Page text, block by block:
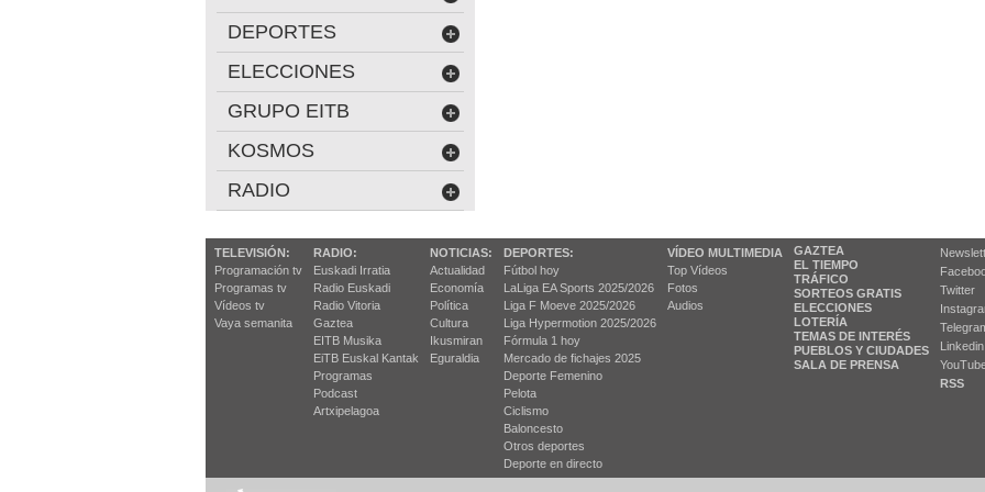
DEPORTES
ELECCIONES
GRUPO EITB
KOSMOS
RADIO
TELEVISIÓN:
Programación tv
Programas tv
Vídeos tv
Vaya semanita
RADIO:
Euskadi Irratia
Radio Euskadi
Radio Vitoria
Gaztea
EITB Musika
EiTB Euskal Kantak
Programas
Podcast
Artxipelagoa
NOTICIAS:
Actualidad
Economía
Política
Cultura
Ikusmiran
Eguraldia
DEPORTES:
Fútbol hoy
LaLiga EA Sports 2025/2026
Liga F Moeve 2025/2026
Liga Hypermotion 2025/2026
Fórmula 1 hoy
Mercado de fichajes 2025
Deporte Femenino
Pelota
Ciclismo
Baloncesto
Otros deportes
Deporte en directo
VÍDEO MULTIMEDIA
Top Vídeos
Fotos
Audios
GAZTEA
EL TIEMPO
TRÁFICO
SORTEOS GRATIS
ELECCIONES
LOTERÍA
TEMAS DE INTERÉS
PUEBLOS Y CIUDADES
SALA DE PRENSA
Twitter
Linkedin
RSS